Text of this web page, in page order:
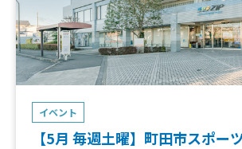
イベント
【5月 毎週土曜】町田市スポー